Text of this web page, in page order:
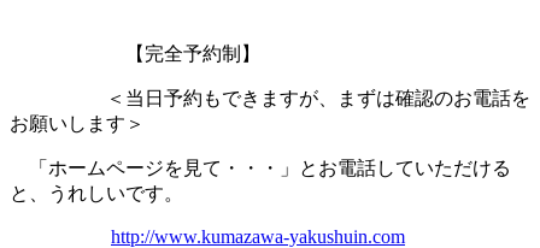
【完全予約制】
＜当日予約もできますが、まずは確認のお電話を
お願いします＞
「ホームページを見て・・・」とお電話していただける
と、うれしいです。
http://www.kumazawa-yakushuin.com